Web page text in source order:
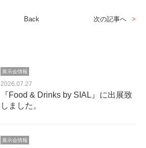
Back 次の記事へ
展示会情報
2026.07.27
『Food & Drinks by SIAL』に出展致
しました。
展示会情報